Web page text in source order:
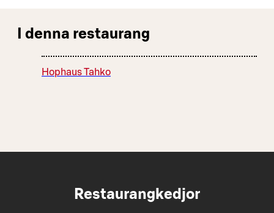
I denna restaurang
Hophaus Tahko
Restaurangkedjor